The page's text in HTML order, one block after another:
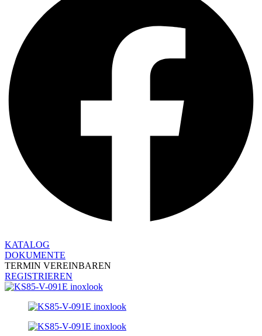
KATALOG
DOKUMENTE
TERMIN VEREINBAREN
REGISTRIEREN